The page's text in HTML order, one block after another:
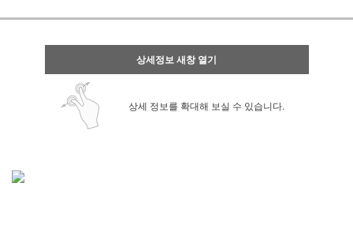
상세정보 새창 열기
상세 정보를 확대해 보실 수 있습니다.